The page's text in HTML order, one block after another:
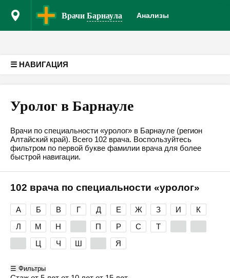
ВрачиБарнаула Анализы
☰ НАВИГАЦИЯ
Уролог в Барнауле
Врачи по специальности «уролог» в Барнауле (регион
Алтайский край). Всего 102 врача. Воспользуйтесь
фильтром по первой букве фамилии врача для более
быстрой навигации.
102 врача по специальности «уролог»
А Б В Г Д Е Ж З И
К
Л
М Н П Р С Т
Ц Ч Ш Я
☰ Фильтры